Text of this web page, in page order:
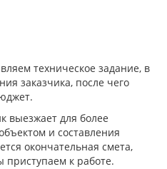
техническое задание, в
заказчика, после чего
выезжает для более
и составления
окончательная смета,
приступаем к работе.